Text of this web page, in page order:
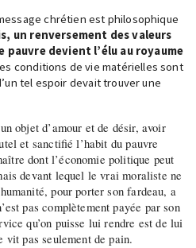
chrétien est philosophique
un renversement des valeurs
pauvre devient l’élu au royaume
conditions de vie matérielles sont
tel espoir devait trouver une
objet d’amour et de désir, avoir
et sanctifié l’habit du pauvre
dont l’économie politique peut
devant lequel le vrai moraliste ne
pour porter son fardeau, a
pas complètement payée par son
qu’on puisse lui rendre est de lui
vit pas seulement de pain.